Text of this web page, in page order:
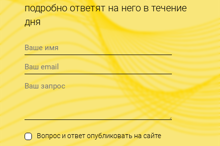
подробно ответят на него в течение
дня
Вопрос и ответ опубликовать на сайте